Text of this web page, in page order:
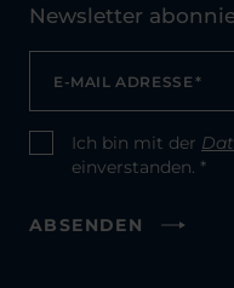
Newsletter
E-MAIL ADRESSE *
CONSENT *
Ich bin mit der
einverstanden. *
ABSENDEN